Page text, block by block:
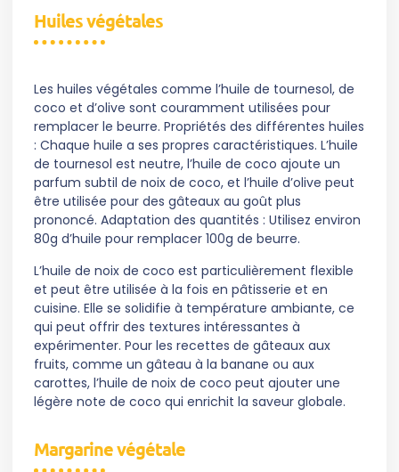
Huiles végétales
Les huiles végétales comme l’huile de tournesol, de
coco et d’olive sont couramment utilisées pour
remplacer le beurre. Propriétés des différentes huiles
: Chaque huile a ses propres caractéristiques. L’huile
de tournesol est neutre, l’huile de coco ajoute un
parfum subtil de noix de coco, et l’huile d’olive peut
être utilisée pour des gâteaux au goût plus
prononcé. Adaptation des quantités : Utilisez environ
80g d’huile pour remplacer 100g de beurre.
L’huile de noix de coco est particulièrement flexible
et peut être utilisée à la fois en pâtisserie et en
cuisine. Elle se solidifie à température ambiante, ce
qui peut offrir des textures intéressantes à
expérimenter. Pour les recettes de gâteaux aux
fruits, comme un gâteau à la banane ou aux
carottes, l’huile de noix de coco peut ajouter une
légère note de coco qui enrichit la saveur globale.
Margarine végétale